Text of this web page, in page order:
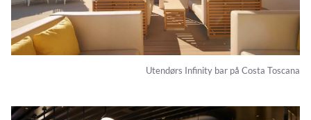
Utendørs Infinity bar på Costa Toscana